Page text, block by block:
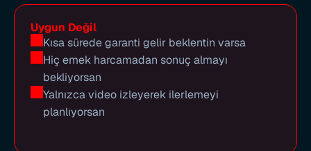
Uygun Değil
Kısa sürede garanti gelir beklentin varsa
Hiç emek harcamadan sonuç almayı
bekliyorsan
Yalnızca video izleyerek ilerlemeyi
planlıyorsan